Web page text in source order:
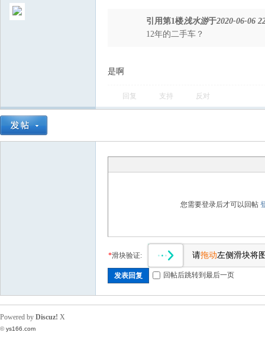
引用第1楼浅水游于2020-06-06
12年的二手车？
是啊
回复 支持 反对
您需要登录后才可以回帖
*滑块验证: 请拖动左侧滑块将
发表回复 回帖后跳转到最后一页
Powered by Discuz! X
©ys166.com